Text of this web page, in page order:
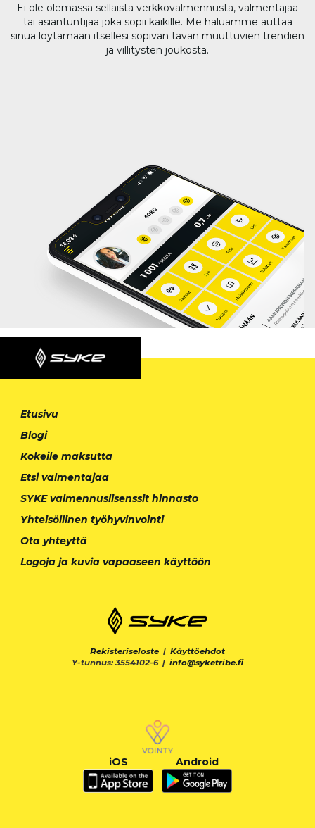
Ei ole olemassa sellaista verkkovalmennusta, valmentajaa
tai asiantuntijaa joka sopii kaikille. Me haluamme auttaa
sinua löytämään itsellesi sopivan tavan muuttuvien trendien
ja villitysten joukosta.
Etusivu
Blogi
Kokeile maksutta
Etsi valmentajaa
SYKE valmennuslisenssit hinnasto
Yhteisöllinen työhyvinvointi
Ota yhteyttä
Logoja ja kuvia vapaaseen käyttöön
Rekisteriseloste | Käyttöehdot
Y-tunnus: 3554102-6 | info@syketribe.fi
iOS Android